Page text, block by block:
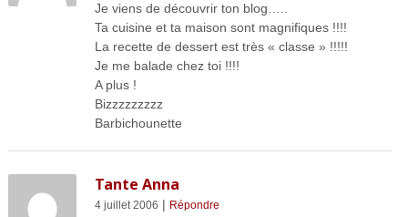
Je viens de découvrir ton blog…..
Ta cuisine et ta maison sont magnifiques !!!!
La recette de dessert est très « classe » !!!!!
Je me balade chez toi !!!!
A plus !
Bizzzzzzzzz
Barbichounette
Tante Anna
4 juillet 2006 | Répondre